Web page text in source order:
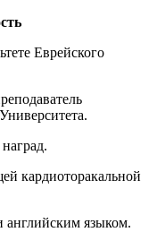
Еврейского
кардиоторакальной
английским языком.